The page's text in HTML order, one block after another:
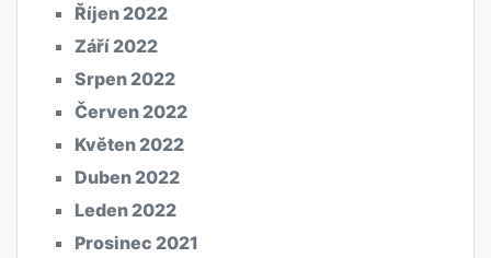
Říjen 2022
Září 2022
Srpen 2022
Červen 2022
Květen 2022
Duben 2022
Leden 2022
Prosinec 2021